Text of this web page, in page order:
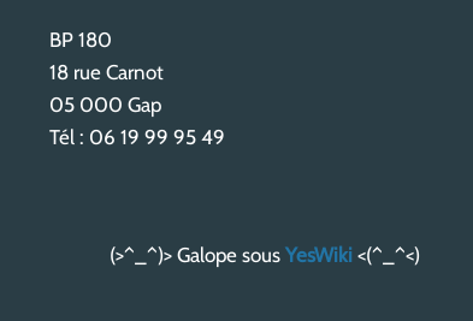
BP 180
18 rue Carnot
05 000 Gap
Tél : 06 19 99 95 49
(>^_^)> Galope sous YesWiki <(^_^<)